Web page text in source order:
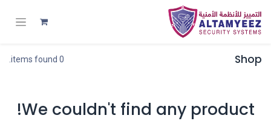
Shop
0 items found.
We couldn't find any product!